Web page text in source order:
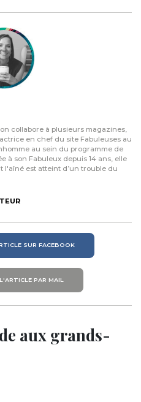
collabore à plusieurs magazines,
en chef du site Fabuleuses au
au sein du programme de
à son Fabuleux depuis 14 ans, elle
l'aîné est atteint d’un trouble du
SUR FACEBOOK
PAR MAIL
aux grands-